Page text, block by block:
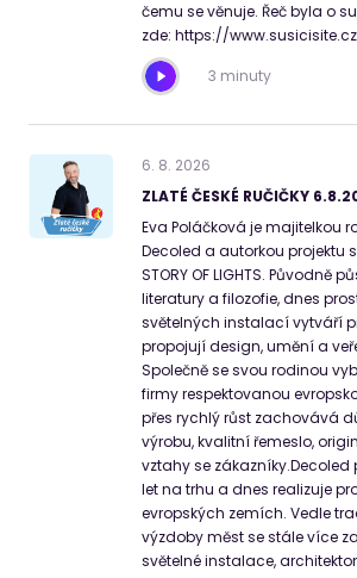
čemu se věnuje. Řeč byla o
zde: https://
3 minuty
6. 8. 2026
ZLATÉ ČESKÉ RUČIČKY
Eva Poláčková je majitelkou
Decoled a autorkou projektu
STORY OF LIGHTS. Původně
literatury a filozofie, dnes
světelných instalací vytváří
propojují design, umění a
Společně se svou rodinou
firmy respektovanou
přes rychlý růst zachovává
výrobu, kvalitní řemeslo,
vztahy se zákazníky.Decoled
let na trhu a dnes realizuje
evropských zemích. Vedle
výzdoby měst se stále více
světelné instalace,